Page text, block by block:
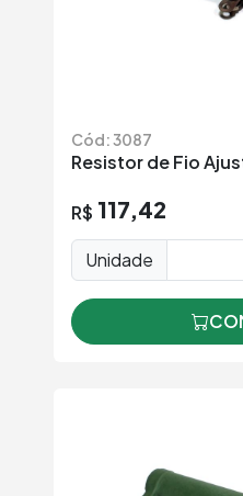
Cód: 3087
Resistor de Fio
R$ 117,42
Unidade